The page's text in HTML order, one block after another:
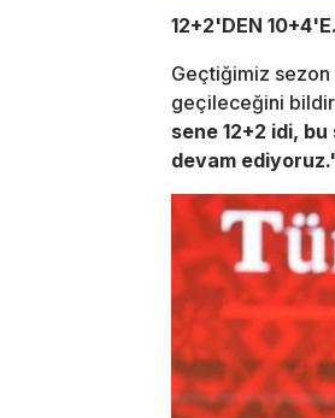
12+2'DEN
Geçtiğimiz sezon
geçileceğini
sene 12+2 idi,
devam